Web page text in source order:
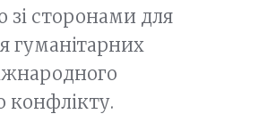
зі сторонами для
гуманітарних
конфлікту.